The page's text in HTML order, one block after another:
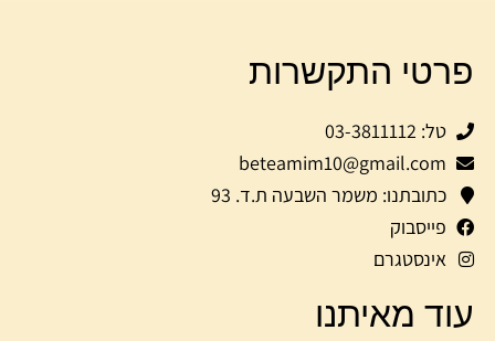
פרטי התקשרות
טל: 03-3811112
beteamim10@gmail.com
כתובתנו: משמר השבעה ת.ד. 93
פייסבוק
אינסטגרם
עוד מאיתנו